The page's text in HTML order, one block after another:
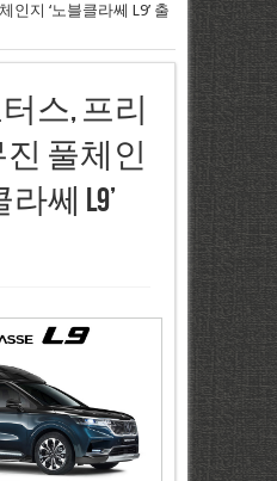
인지 ‘노블클라쎄 L9’ 출
스, 프리
풀체인
쎄 L9’